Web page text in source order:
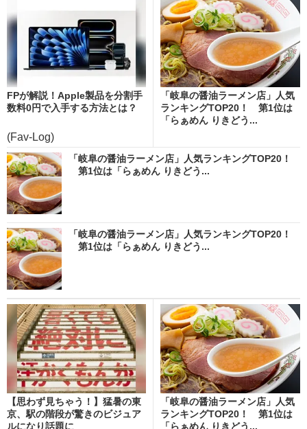
FPが解説！Apple製品を分割手
数料0円で入手する方法とは？
(Fav-Log)
「岐阜の醤油ラーメン店」人気
ランキングTOP20！ 第1位は
「らぁめん りきどう...
「岐阜の醤油ラーメン店」人気ランキングTOP20！
第1位は「らぁめん りきどう...
「岐阜の醤油ラーメン店」人気ランキングTOP20！
第1位は「らぁめん りきどう...
【思わず見ちゃう！】猛暑の東
京、駅の階段が驚きのビジュア
ルになり話題に
「岐阜の醤油ラーメン店」人気
ランキングTOP20！ 第1位は
「らぁめん りきどう...